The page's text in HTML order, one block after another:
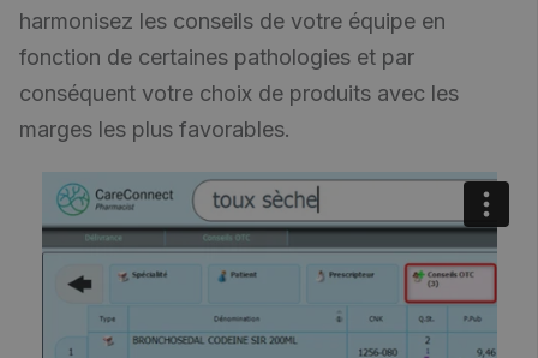
harmonisez les conseils de votre équipe en
fonction de certaines pathologies et par
conséquent votre choix de produits avec les
marges les plus favorables.